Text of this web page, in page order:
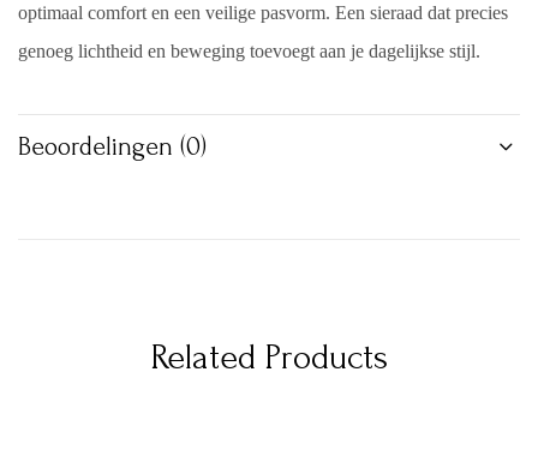
optimaal comfort en een veilige pasvorm. Een sieraad dat precies
genoeg lichtheid en beweging toevoegt aan je dagelijkse stijl.
Beoordelingen (0)
Related Products